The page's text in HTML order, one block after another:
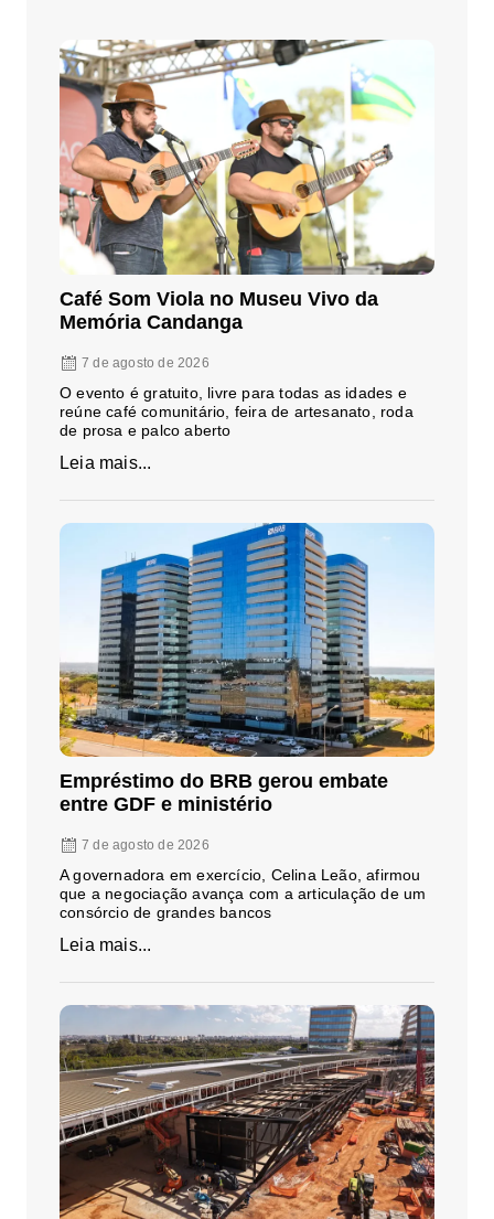
Café Som Viola no Museu Vivo da
Memória Candanga
7 de agosto de 2026
O evento é gratuito, livre para todas as idades e
reúne café comunitário, feira de artesanato, roda
de prosa e palco aberto
Leia mais...
Empréstimo do BRB gerou embate
entre GDF e ministério
7 de agosto de 2026
A governadora em exercício, Celina Leão, afirmou
que a negociação avança com a articulação de um
consórcio de grandes bancos
Leia mais...